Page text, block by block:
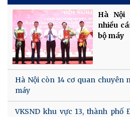
Hà Nội
nhiều
bộ máy
Hà Nội còn 14 cơ quan chuyên
máy
VKSND khu vực 13, thành phố